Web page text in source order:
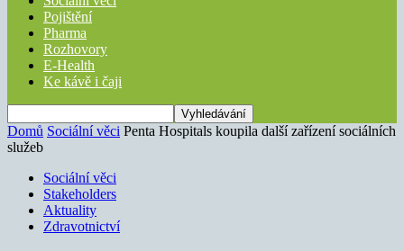
Pojištění
Pharma
Rozhovory
E-Health
Ke kávě i čaji
Domů Sociální věci Penta Hospitals koupila další zařízení sociálních
služeb
Sociální věci
Stakeholders
Aktuality
Zdravotnictví